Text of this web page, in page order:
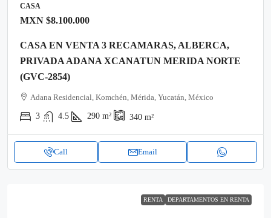
CASA
MXN $8.100.000
CASA EN VENTA 3 RECAMARAS, ALBERCA,
PRIVADA ADANA XCANATUN MERIDA NORTE
(GVC-2854)
Adana Residencial, Komchén, Mérida, Yucatán, México
3 4.5 290 m² 340 m²
Call Email
RENTA DEPARTAMENTOS EN RENTA